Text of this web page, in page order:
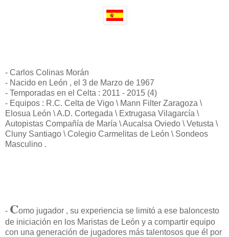
- Carlos Colinas Morán
- Nacido en León , el 3 de Marzo de 1967
- Temporadas en el Celta : 2011 - 2015 (4)
- Equipos : R.C. Celta de Vigo \ Mann Filter Zaragoza \
Elosua León \ A.D. Cortegada \ Extrugasa Vilagarcía \
Autopistas Compañía de María \ Aucalsa Oviedo \ Vetusta \
Cluny Santiago \ Colegio Carmelitas de León \ Sondeos
Masculino .
- Como jugador , su experiencia se limitó a ese baloncesto
de iniciación en los Maristas de León y a compartir equipo
con una generación de jugadores más talentosos que él por